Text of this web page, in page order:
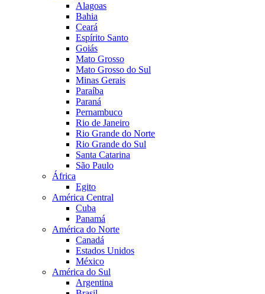
Alagoas
Bahia
Ceará
Espírito Santo
Goiás
Mato Grosso
Mato Grosso do Sul
Minas Gerais
Paraíba
Paraná
Pernambuco
Rio de Janeiro
Rio Grande do Norte
Rio Grande do Sul
Santa Catarina
São Paulo
África
Egito
América Central
Cuba
Panamá
América do Norte
Canadá
Estados Unidos
México
América do Sul
Argentina